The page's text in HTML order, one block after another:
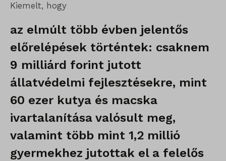
Kiemelt, hogy
az elmúlt több évben jelentős
előrelépések történtek: csaknem
9 milliárd forint jutott
állatvédelmi fejlesztésekre, mint
60 ezer kutya és macska
ivartalanítása valósult meg,
valamint több mint 1,2 millió
gyermekhez jutottak el a felelős